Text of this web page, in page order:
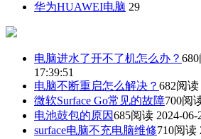
华为HUAWEI电脑 29
电脑进水了开不了机怎么办？
17:39:51
电脑不断重启怎么解决？ 682阅读
微软Surface Go常见的故障700阅
电池鼓包的原因685阅读 2024-06-
surface电脑不充电脑维修710阅读